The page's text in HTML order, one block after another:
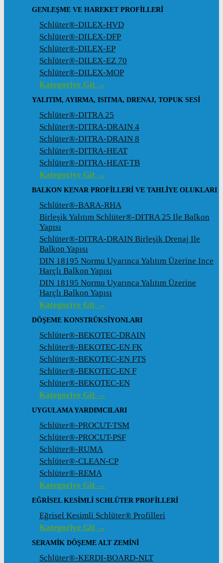
GENLEŞME VE HAREKET PROFILLERI
Schlüter®-DILEX-HVD
Schlüter®-DILEX-DFP
Schlüter®-DILEX-EP
Schlüter®-DILEX-EZ 70
Schlüter®-DILEX-MOP
Kategoriye Git →
YALITIM, AYIRMA, ISITMA, DRENAJ, TOPUK SESI
Schlüter®-DITRA 25
Schlüter®-DITRA-DRAIN 4
Schlüter®-DITRA-DRAIN 8
Schlüter®-DITRA-HEAT
Schlüter®-DITRA-HEAT-TB
Kategoriye Git →
BALKON KENAR PROFILLERI VE TAHLIYE OLUKLARI
Schlüter®-BARA-RHA
Birleşik Yalıtım Schlüter®-DITRA 25 Ile Balkon
Yapısı
Schlüter®-DITRA-DRAIN Birleşik Drenaj Ile
Balkon Yapısı
DIN 18195 Normu Uyarınca Yalıtım Üzerine Ince
Harçlı Balkon Yapısı
DIN 18195 Normu Uyarınca Yalıtım Üzerine
Harçlı Balkon Yapısı
Kategoriye Git →
DÖŞEME KONSTRÜKSIYONLARI
Schlüter®-BEKOTEC-DRAIN
Schlüter®-BEKOTEC-EN FK
Schlüter®-BEKOTEC-EN FTS
Schlüter®-BEKOTEC-EN F
Schlüter®-BEKOTEC-EN
Kategoriye Git →
UYGULAMA YARDIMCILARI
Schlüter®-PROCUT-TSM
Schlüter®-PROCUT-PSF
Schlüter®-RUMA
Schlüter®-CLEAN-CP
Schlüter®-REMA
Kategoriye Git →
EĞRISEL KESIMLI SCHLÜTER PROFILLERI
Eğrisel Kesimli Schlüter® Profilleri
Kategoriye Git →
SERAMIK DÖŞEME ALT ZEMINI
Schlüter®-KERDI-BOARD-NLT